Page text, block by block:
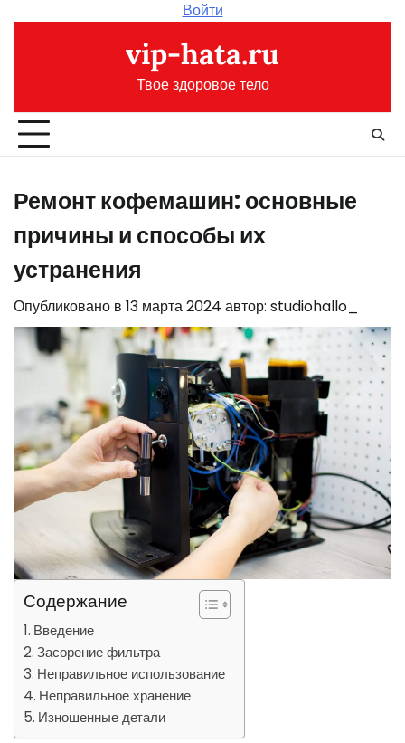
Войти
vip-hata.ru
Твое здоровое тело
Ремонт кофемашин: основные
причины и способы их
устранения
Опубликовано в 13 марта 2024 автор: studiohallo_
Содержание
Введение
Засорение фильтра
Неправильное использование
Неправильное хранение
Изношенные детали